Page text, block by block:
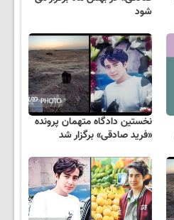
شود
نخستین دادگاه متهمان پرونده
«فرید صادقی» برگزار شد